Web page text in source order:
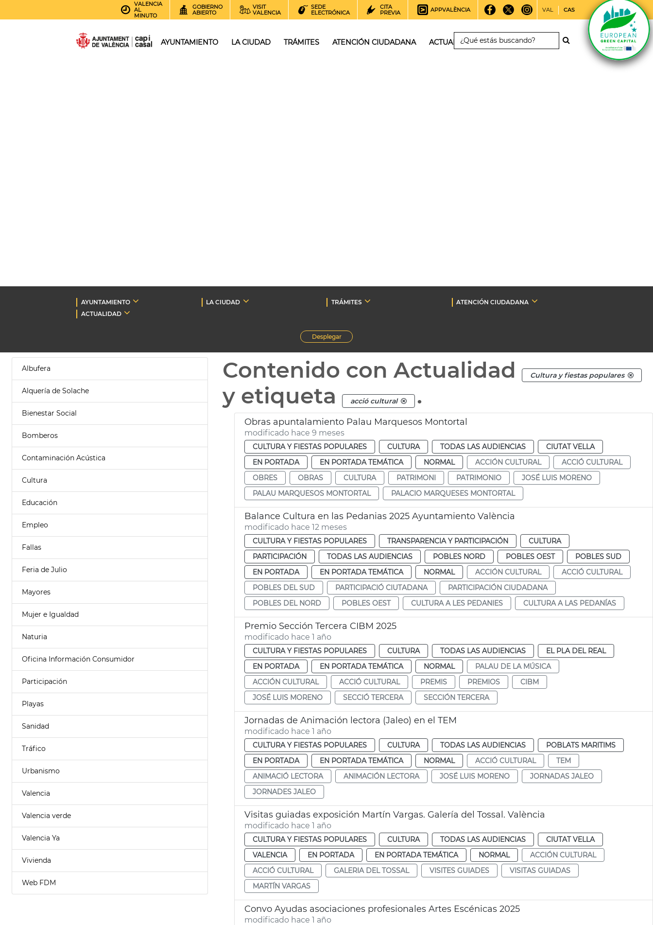
VALENCIA
AL
MINUTO
GOBIERNO
ABIERTO
VISIT
VALENCIA
SEDE
ELECTRÓNICA
CITA
PREVIA
APPVALÈNCIA VAL CAS
AYUNTAMIENTO LA CIUDAD TRÁMITES ATENCIÓN CIUDADANA ACTUALIDAD
AYUNTAMIENTO LA CIUDAD TRÁMITES
ATENCIÓN CIUDADANA
ACTUALIDAD
Desplegar
Albufera
Alquería de Solache
Bienestar Social
Bomberos
Contaminación Acústica
Cultura
Educación
Empleo
Fallas
Feria de Julio
Mayores
Mujer e Igualdad
Naturia
Oficina Información Consumidor
Participación
Playas
Sanidad
Tráfico
Urbanismo
Valencia
Valencia verde
Valencia Ya
Vivienda
Web FDM
Contenido con Actualidad Cultura y fiestas populares
y etiqueta acció cultural .
Obras apuntalamiento Palau Marquesos Montortal
modificado hace 9 meses
CULTURA Y FIESTAS POPULARES CULTURA TODAS LAS AUDIENCIAS
CIUTAT VELLA
EN PORTADA
EN PORTADA TEMÁTICA NORMAL ACCIÓN CULTURAL
ACCIÓ CULTURAL
OBRES
OBRAS CULTURA PATRIMONI PATRIMONIO
JOSÉ LUIS MORENO
PALAU MARQUESOS MONTORTAL
PALACIO MARQUESES MONTORTAL
Balance Cultura en las Pedanias 2025 Ayuntamiento València
modificado hace 12 meses
CULTURA Y FIESTAS POPULARES TRANSPARENCIA Y PARTICIPACIÓN
CULTURA
PARTICIPACIÓN
TODAS LAS AUDIENCIAS POBLES NORD POBLES OEST
POBLES SUD
EN PORTADA
EN PORTADA TEMÁTICA NORMAL ACCIÓN CULTURAL
ACCIÓ CULTURAL
POBLES DEL SUD
PARTICIPACIÓ CIUTADANA
PARTICIPACIÓN CIUDADANA
POBLES DEL NORD
POBLES OEST CULTURA A LES PEDANIES CULTURA A LAS PEDANÍAS
Premio Sección Tercera CIBM 2025
modificado hace 1 año
CULTURA Y FIESTAS POPULARES CULTURA TODAS LAS AUDIENCIAS
EL PLA DEL REAL
EN PORTADA
EN PORTADA TEMÁTICA NORMAL
PALAU DE LA MÚSICA
ACCIÓN CULTURAL
ACCIÓ CULTURAL PREMIS PREMIOS
CIBM
JOSÉ LUIS MORENO
SECCIÓ TERCERA SECCIÓN TERCERA
Jornadas de Animación lectora (Jaleo) en el TEM
modificado hace 1 año
CULTURA Y FIESTAS POPULARES CULTURA TODAS LAS AUDIENCIAS
POBLATS MARITIMS
EN PORTADA
EN PORTADA TEMÁTICA NORMAL ACCIÓ CULTURAL
TEM
ANIMACIÓ LECTORA
ANIMACIÓN LECTORA JOSÉ LUIS MORENO
JORNADAS JALEO
JORNADES JALEO
Visitas guiadas exposición Martín Vargas. Galería del Tossal. València
modificado hace 1 año
CULTURA Y FIESTAS POPULARES CULTURA TODAS LAS AUDIENCIAS
CIUTAT VELLA
VALENCIA
EN PORTADA EN PORTADA TEMÁTICA NORMAL
ACCIÓN CULTURAL
ACCIÓ CULTURAL
GALERIA DEL TOSSAL VISITES GUIADES
VISITAS GUIADAS
MARTÍN VARGAS
Convo Ayudas asociaciones profesionales Artes Escénicas 2025
modificado hace 1 año